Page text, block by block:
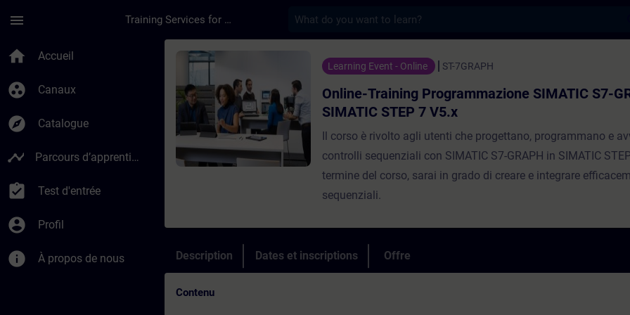
menu Training Services for Digital Industries
home Accueil
group_work Canaux
explore Catalogue
timeline Parcours d’apprentissage
assignment_turned_in Test d'entrée
account_circle Profil
info À propos de nous
Cours - Online-Training Programmazione SIMATIC S7-
Learning Event - Online ST-7GRAPH
Online-Training Programmazione SIMATIC S7-
SIMATIC STEP 7 V5.x
Il corso è rivolto agli utenti che progettano, programmano e
controlli sequenziali con SIMATIC S7-GRAPH in SIMATIC
termine del corso, sarai in grado di creare e integrare
sequenziali.
Description Dates et inscriptions Offre
Contenu